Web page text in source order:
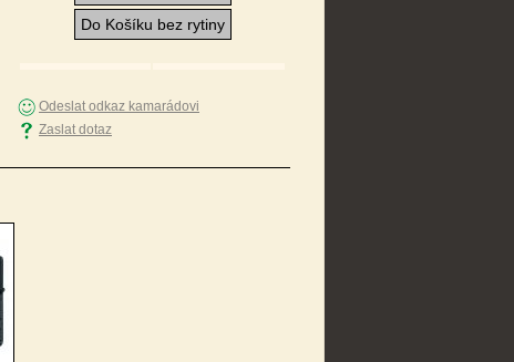
Do Košíku bez rytiny
Odeslat odkaz kamarádovi
Zaslat dotaz